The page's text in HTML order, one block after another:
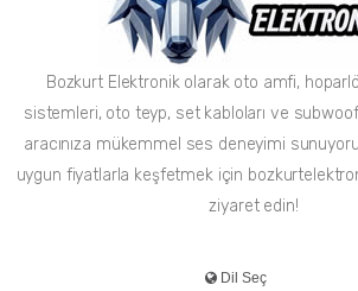
Bozkurt Elektronik olarak oto amfi,
sistemleri, oto teyp, set kabloları ve
aracınıza mükemmel ses deneyimi
uygun fiyatlarla keşfetmek için
ziyaret edin!